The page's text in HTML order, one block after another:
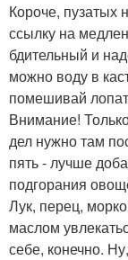
Короче, пузатых
ссылку на
бдительный и
можно воду в
помешивай
Внимание!
дел нужно там
пять - лучше
подгорания
Лук, перец,
маслом
себе, конечно.